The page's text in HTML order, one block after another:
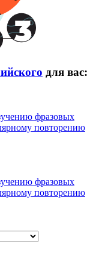
для вас:
фразовых
повторению
фразовых
повторению